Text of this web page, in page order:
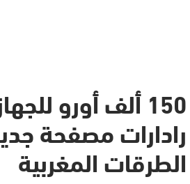
150 ألف أورو
رادارات مصفحة
الطرقات المغربية